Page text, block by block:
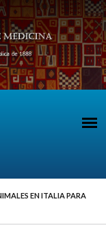
EN ITALIA PARA